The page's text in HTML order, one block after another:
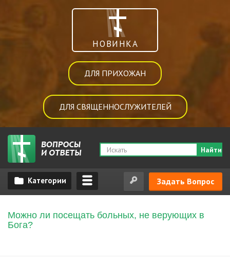
НОВИНКА
ДЛЯ ПРИХОЖАН
ДЛЯ СВЯЩЕННОСЛУЖИТЕЛЕЙ
Найти
Задать Вопрос
Можно ли посещать больных, не верующих в
Бога?